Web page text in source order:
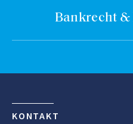
Bankrecht
KONTAKT